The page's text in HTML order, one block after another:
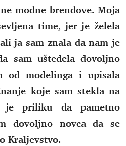
modne brendove. Moja
time, jer je želela
ja sam znala da nam je
sam uštedela dovoljno
od modelinga i upisala
koje sam stekla na
priliku da pametno
dovoljno novca da se
Kraljevstvo.